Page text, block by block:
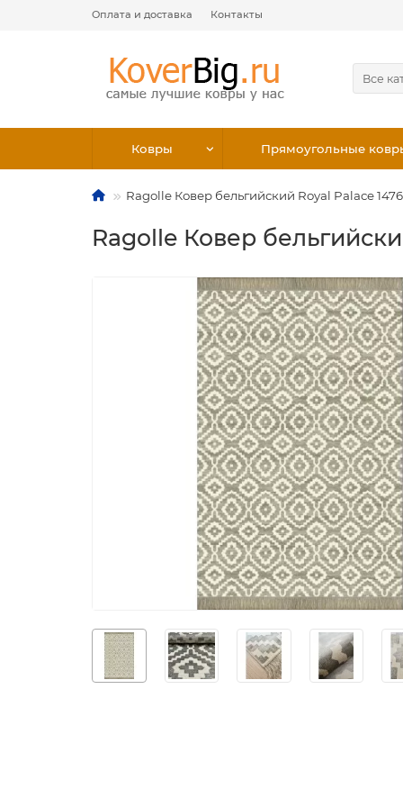
Оплата и доставка Контакты
Все
Ковры Прямоугольные
Ragolle Ковер бельгийский Royal Palace
Ragolle Ковер